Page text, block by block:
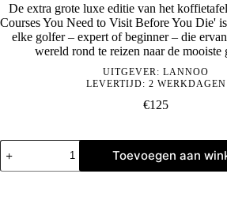
De extra grote luxe editie van het
Courses You Need to Visit Before You Die'
elke golfer – expert of beginner – die
wereld rond te reizen naar de mooiste
UITGEVER:LANNOO
LEVERTIJD: 2 WERKDAGEN
€125
150
Golf
Courses
Toevoegen aan